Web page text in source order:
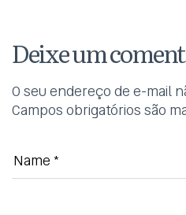
Deixe um
O seu endereço de e-mail
Campos obrigatórios são